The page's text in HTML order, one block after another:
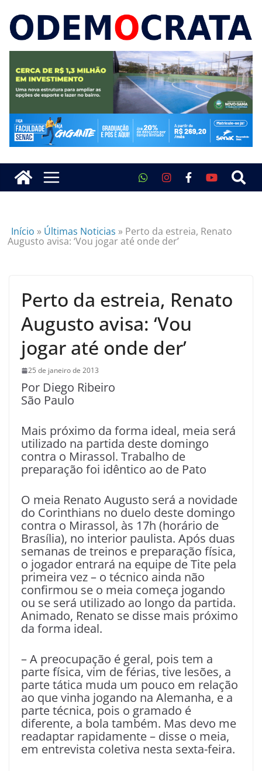
Início » Últimas Noticias » Perto da estreia, Renato
Augusto avisa: ‘Vou jogar até onde der’
Perto da estreia, Renato
Augusto avisa: ‘Vou
jogar até onde der’
25 de janeiro de 2013
Por Diego Ribeiro
São Paulo
Mais próximo da forma ideal, meia será
utilizado na partida deste domingo
contra o Mirassol. Trabalho de
preparação foi idêntico ao de Pato
O meia Renato Augusto será a novidade
do Corinthians no duelo deste domingo
contra o Mirassol, às 17h (horário de
Brasília), no interior paulista. Após duas
semanas de treinos e preparação física,
o jogador entrará na equipe de Tite pela
primeira vez – o técnico ainda não
confirmou se o meia começa jogando
ou se será utilizado ao longo da partida.
Animado, Renato se disse mais próximo
da forma ideal.
– A preocupação é geral, pois tem a
parte física, vim de férias, tive lesões, a
parte tática muda um pouco em relação
ao que vinha jogando na Alemanha, e a
parte técnica, pois o gramado é
diferente, a bola também. Mas devo me
readaptar rapidamente – disse o meia,
em entrevista coletiva nesta sexta-feira.